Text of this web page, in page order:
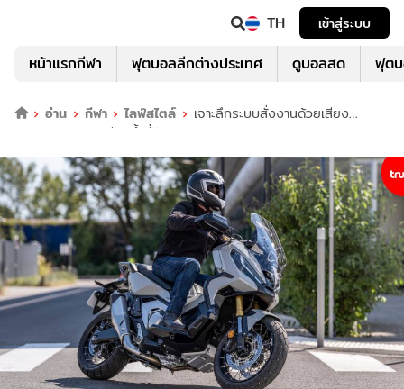
TH เข้าสู่ระบบ
หน้าแรกกีฬา ฟุตบอลลีกต่างประเทศ ดูบอลสด ฟุต
อ่าน กีฬา ไลฟ์สไตล์
เจาะลึกระบบสั่งงานด้วยเสียง
HSVCs เทคโนโลยีสุดล้ำที่พัฒนาโดยฮอนด้า